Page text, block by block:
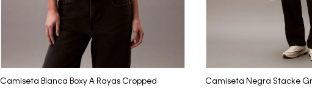
Vista Rápida
Camiseta Blanca Boxy A Rayas Cropped
Vista
Camiseta Negra Stacke